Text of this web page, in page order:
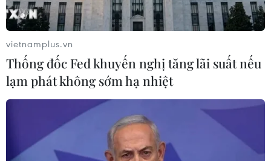
có lợi thế về thể hình khi cao hơn Xuân Phương
5cm.
vietnamplus.vn
Thống đốc Fed khuyến nghị tăng lãi suất nếu
lạm phát không sớm hạ nhiệt